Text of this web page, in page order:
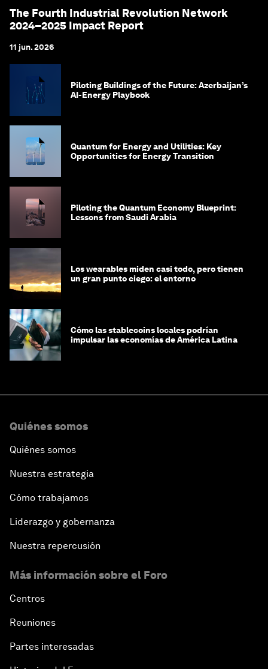
The Fourth Industrial Revolution Network
2024–2025 Impact Report
11 jun. 2026
Piloting Buildings of the Future: Azerbaijan’s
AI-Energy Playbook
Quantum for Energy and Utilities: Key
Opportunities for Energy Transition
Piloting the Quantum Economy Blueprint:
Lessons from Saudi Arabia
Los wearables miden casi todo, pero tienen
un gran punto ciego: el entorno
Cómo las stablecoins locales podrían
impulsar las economías de América Latina
Quiénes somos
Quiénes somos
Nuestra estrategia
Cómo trabajamos
Liderazgo y gobernanza
Nuestra repercusión
Más información sobre el Foro
Centros
Reuniones
Partes interesadas